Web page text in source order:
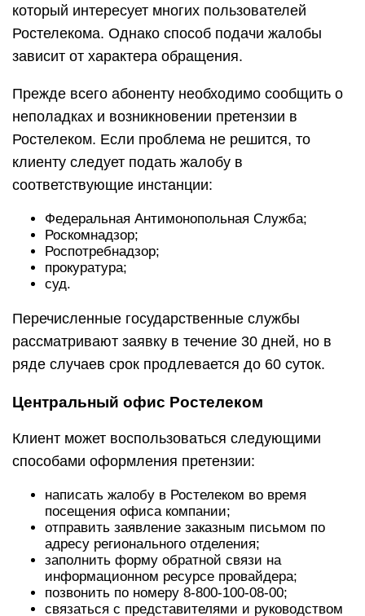
который интересует многих пользователей
Ростелекома. Однако способ подачи жалобы
зависит от характера обращения.
Прежде всего абоненту необходимо сообщить о
неполадках и возникновении претензии в
Ростелеком. Если проблема не решится, то
клиенту следует подать жалобу в
соответствующие инстанции:
Федеральная Антимонопольная Служба;
Роскомнадзор;
Роспотребнадзор;
прокуратура;
суд.
Перечисленные государственные службы
рассматривают заявку в течение 30 дней, но в
ряде случаев срок продлевается до 60 суток.
Центральный офис Ростелеком
Клиент может воспользоваться следующими
способами оформления претензии:
написать жалобу в Ростелеком во время
посещения офиса компании;
отправить заявление заказным письмом по
адресу регионального отделения;
заполнить форму обратной связи на
информационном ресурсе провайдера;
позвонить по номеру 8-800-100-08-00;
связаться с представителями и руководством